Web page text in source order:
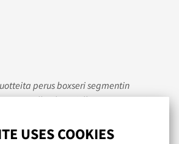
USES COOKIES
perus boxseri segmentin
ei muualla ole tarjolla. Nopea toimitus ja